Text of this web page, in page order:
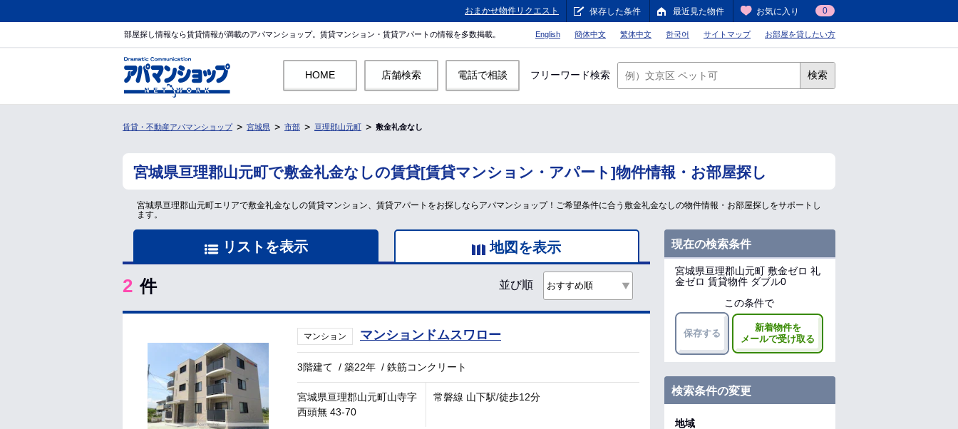
おまかせ物件リクエスト 保存した条件 最近見た物件 お気に入り 0
部屋探し情報なら賃貸情報が満載のアパマンショップ。賃貸マンション・賃貸アパートの情報を多数掲載。 English 簡体中文 繁体中文 한국어 サイトマップ お部屋を貸したい方
HOME 店舗検索 電話で相談 フリーワード検索 検索
賃貸・不動産アパマンショップ 宮城県 市部 亘理郡山元町 敷金礼金なし
宮城県亘理郡山元町で敷金礼金なしの賃貸[賃貸マンション・アパート]物件情報・お部屋探し
宮城県亘理郡山元町エリアで敷金礼金なしの賃貸マンション、賃貸アパートをお探しならアパマンショップ！ご希望条件に合う敷金礼金なしの物件情報・お部屋探しをサポートし
ます。
リストを表示 地図を表示
2 件 並び順
マンション マンションドムスワロー
3階建て /築22年 /鉄筋コンクリート
宮城県亘理郡山元町山寺字
西頭無 43-70
常磐線 山下駅/徒歩12分
現在の検索条件
宮城県亘理郡山元町 敷金ゼロ 礼
金ゼロ 賃貸物件 ダブル0
この条件で
保存する
新着物件を
メールで受け取る
検索条件の変更
地域